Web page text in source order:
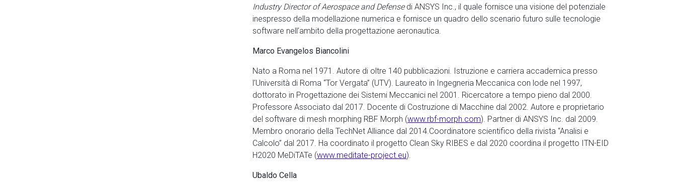
Industry Director of Aerospace and Defensedi ANSYS Inc., il quale fornisce una visione del potenziale
inespresso della modellazione numerica e fornisce un quadro dello scenario futuro sulle tecnologie
software nell’ambito della progettazione aeronautica.
Marco Evangelos Biancolini
Nato a Roma nel 1971. Autore di oltre 140 pubblicazioni. Istruzione e carriera accademica presso
l’Università di Roma “Tor Vergata” (UTV). Laureato in Ingegneria Meccanica con lode nel 1997,
dottorato in Progettazione dei Sistemi Meccanici nel 2001. Ricercatore a tempo pieno dal 2000.
Professore Associato dal 2017. Docente di Costruzione di Macchine dal 2002. Autore e proprietario
del software di mesh morphing RBF Morph (www.rbf-morph.com). Partner di ANSYS Inc. dal 2009.
Membro onorario della TechNet Alliance dal 2014.Coordinatore scientifico della rivista “Analisi e
Calcolo” dal 2017. Ha coordinato il progetto Clean Sky RIBES e dal 2020 coordina il progetto ITN-EID
H2020 MeDiTATe (www.meditate-project.eu).
Ubaldo Cella